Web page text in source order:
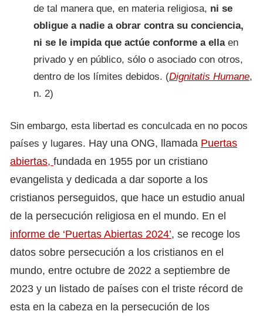
de tal manera que, en materia religiosa, ni se
obligue a nadie a obrar contra su conciencia,
ni se le impida que actúe conforme a ellaen
privado y en público, sólo o asociado con otros,
dentro de los límites debidos. (Dignitatis Humane,
n. 2)
Sin embargo, esta libertad es conculcada en no pocos
países y lugares. Hay una ONG, llamada Puertas
abiertas, fundada en 1955 por un cristiano
evangelista y dedicada a dar soporte a los
cristianos perseguidos, que hace un estudio anual
de la persecución religiosa en el mundo. En el
informe de ‘Puertas Abiertas 2024’, se recoge los
datos sobre persecución a los cristianos en el
mundo, entre octubre de 2022 a septiembre de
2023 y un listado de países con el triste récord de
esta en la cabeza en la persecución de los